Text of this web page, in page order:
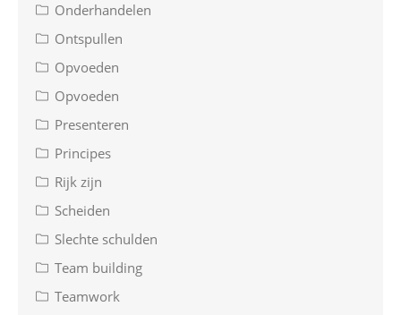
Onderhandelen
Ontspullen
Opvoeden
Opvoeden
Presenteren
Principes
Rijk zijn
Scheiden
Slechte schulden
Team building
Teamwork